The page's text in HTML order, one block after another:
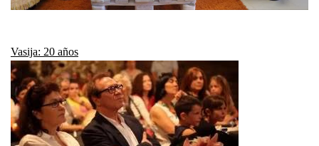
Vasija: 20 años